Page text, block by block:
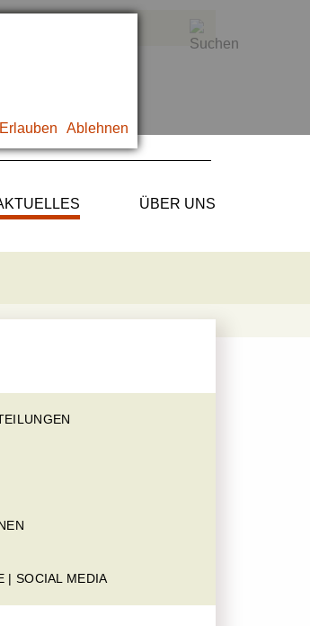
Erlauben Ablehnen
ÜBER UNS
| SOCIAL MEDIA